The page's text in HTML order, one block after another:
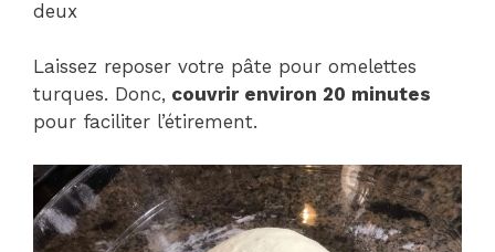
deux
Laissez reposer votre pâte pour omelettes
turques. Donc, couvrir environ 20 minutes
pour faciliter l’étirement.